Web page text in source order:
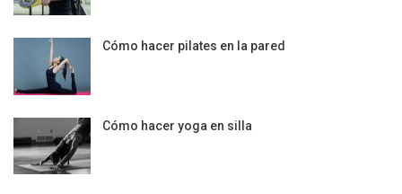
Cómo hacer pilates en la pared
Cómo hacer yoga en silla